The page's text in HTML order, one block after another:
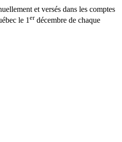
et versés dans les comptes
le 1 erdécembre de chaque